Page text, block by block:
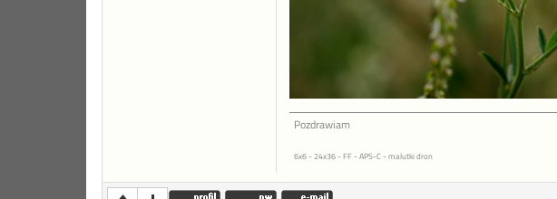
Pozdrawiam
6x6 - 24x36 - FF - APS-C - malutki dron